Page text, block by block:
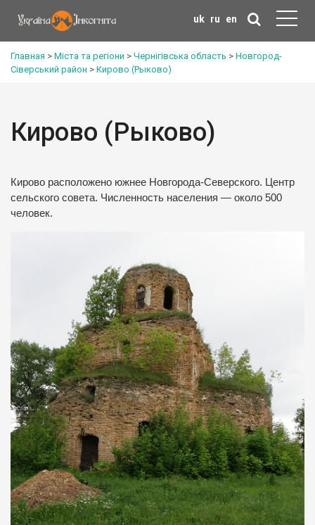
uk ru en
Главная > Міста та регіони > Чернігівська область > Новгород-
Сіверський район > Кирово (Рыково)
Кирово (Рыково)
Кирово расположено южнее Новгорода-Северского. Центр
сельского совета. Численность населения — около 500
человек.